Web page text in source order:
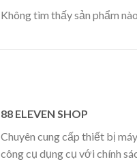
Không tìm thấy sản phẩm
88 ELEVEN SHOP
Chuyên cung cấp thiết bị
công cụ dụng cụ với chính